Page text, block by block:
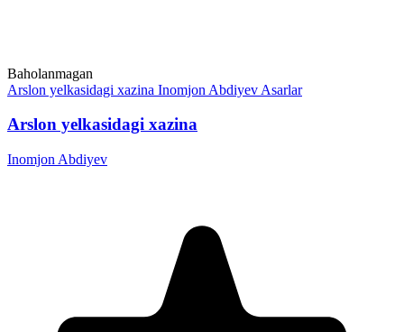
Baholanmagan
Arslon yelkasidagi xazina Inomjon Abdiyev Asarlar
Arslon yelkasidagi xazina
Inomjon Abdiyev